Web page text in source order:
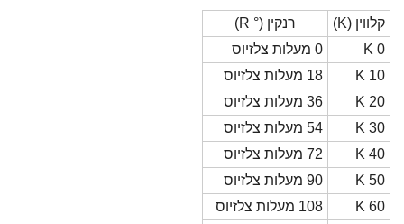
קלווין (K)
רנקין (° R)
10 K
18 מעלות צלזיוס
20 K
36 מעלות צלזיוס
30 K
54 מעלות צלזיוס
40 K
72 מעלות צלזיוס
50 K
90 מעלות צלזיוס
60 K
108 מעלות צלזיוס